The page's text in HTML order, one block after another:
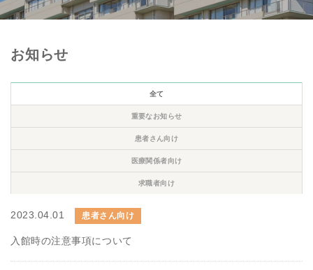
お知らせ
全て
重要なお知らせ
患者さん向け
医療関係者向け
求職者向け
2023.04.01 患者さん向け
入館時の注意事項について